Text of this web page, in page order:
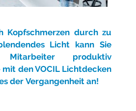
Kopfschmerzen durch zu
Licht kann Sie
produktiv
mit den VOCIL Lichtdecken
der Vergangenheit an!